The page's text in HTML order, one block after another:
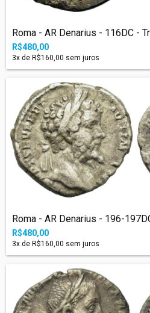
Roma - AR Denarius - 116DC -
R$480,00
3x de R$160,00 sem juros
Roma - AR Denarius - 196-
R$480,00
3x de R$160,00 sem juros